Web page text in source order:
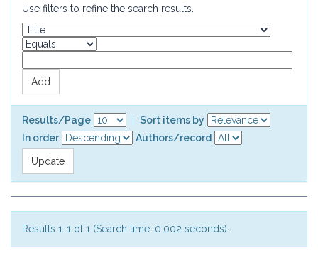
Use filters to refine the search results.
Results/Page
Sort items by
In order
Authors/record
Results 1-1 of 1 (Search time: 0.002 seconds).